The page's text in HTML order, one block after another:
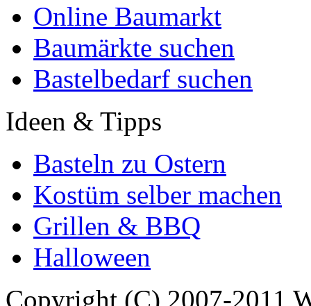
Online Baumarkt
Baumärkte suchen
Bastelbedarf suchen
Ideen & Tipps
Basteln zu Ostern
Kostüm selber machen
Grillen & BBQ
Halloween
Copyright (C) 2007-2011